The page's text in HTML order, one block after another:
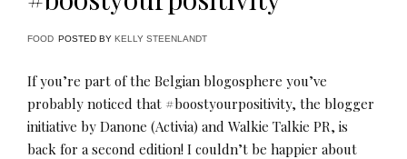
FOOD POSTED BY KELLY STEENLANDT
If you’re part of the Belgian blogosphere you’ve
probably noticed that #boostyourpositivity, the blogger
initiative by Danone (Activia) and Walkie Talkie PR, is
back for a second edition! I couldn’t be happier about